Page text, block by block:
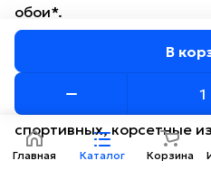
В
обои*.
3. Белье нательное,
детей ясельного
бельевые трикотажные
спортивных, корсетные
Главная Каталог Корзина